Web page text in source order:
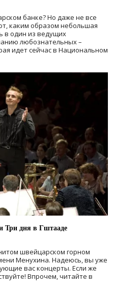
банке? Но даже не все
каким образом небольшая
в один из ведущих
любознательных –
идет сейчас в Национальном
Три дня в Гштааде
швейцарском горном
Менухина. Надеюсь, вы уже
вас концерты. Если же
Впрочем, читайте в